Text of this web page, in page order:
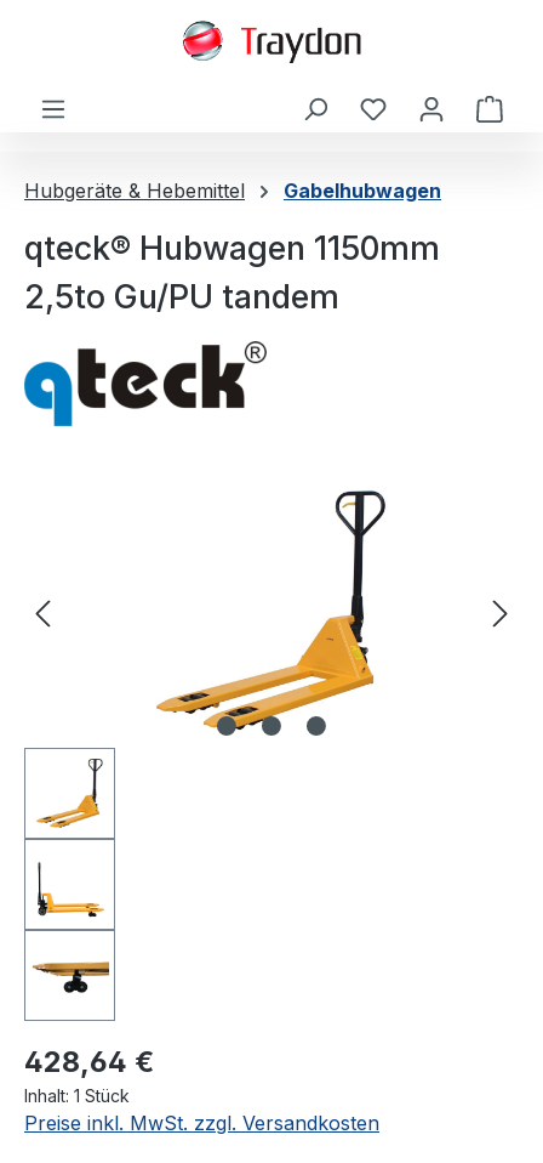
Hubgeräte & Hebemittel Gabelhubwagen
qteck® Hubwagen 1150mm
2,5to Gu/PU tandem
428,64 €
Inhalt: 1 Stück
Preise inkl. MwSt. zzgl. Versandkosten